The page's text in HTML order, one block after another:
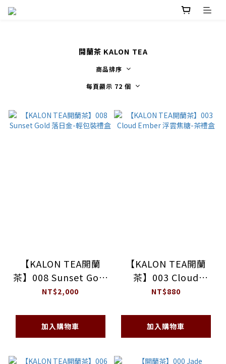
開蘭茶 KALON TEA
商品排序
每頁顯示 72 個
【KALON TEA開蘭
茶】008 Sunset Gold
落日金-輕包裝禮盒
NT$2,000
加入購物車
【KALON TEA開蘭
茶】003 Cloud
Ember 浮雲焦糖-茶禮
NT$880
加入購物車